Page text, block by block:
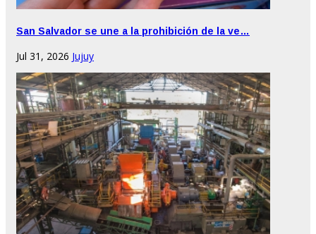
San Salvador se une a la prohibición de la ve…
Jul 31, 2026 Jujuy